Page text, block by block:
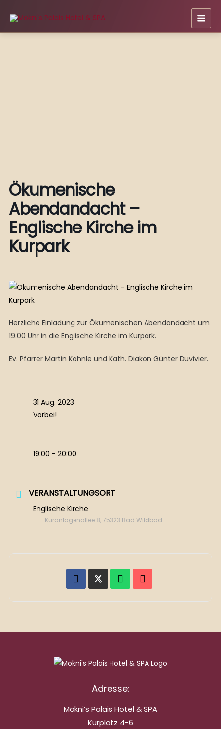
Inhalt
springen
Ökumenische
Abendandacht –
Englische Kirche im
Kurpark
Herzliche Einladung zur Ökumenischen Abendandacht um
19.00 Uhr in die Englische Kirche im Kurpark.
Ev. Pfarrer Martin Kohnle und Kath. Diakon Günter Duvivier.
31 Aug. 2023
Vorbei!
19:00 - 20:00
VERANSTALTUNGSORT
Englische Kirche
Kuranlagenallee 8, 75323 Bad Wildbad
Adresse:
Mokni’s Palais Hotel & SPA
Kurplatz 4-6